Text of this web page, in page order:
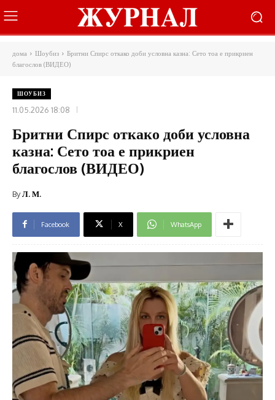
дома Шоубиз
Бритни Спирс откако доби условна казна: Сето тоа е прикриен
благослов (ВИДЕО)
ШОУБИЗ
11.05.2026 18:08
Бритни Спирс откако доби условна
казна: Сето тоа е прикриен
благослов (ВИДЕО)
ByЛ. М.
Facebook X WhatsApp